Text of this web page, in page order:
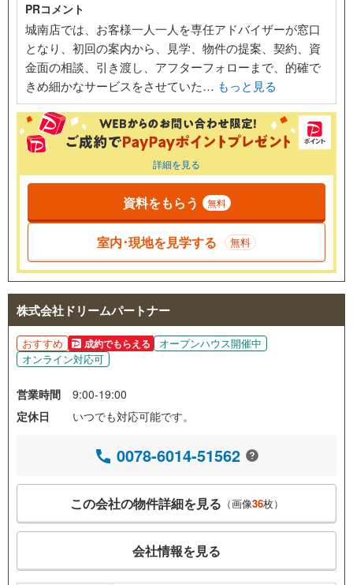
PRコメント
城南店では、お客様一人一人を専任アドバイザーが窓口
となり、初回の案内から、見学、物件の提案、契約、資
金面の相談、引き渡し、アフターフォローまで、的確で
きめ細かなサービスをさせていた… もっと見る
詳細を見る
資料をもらう 無料
室内･現地を見学する 無料
株式会社ドリームパートナー
おすすめ 成約でもらえる
オープンハウス開催中
オンライン対応可
営業時間
9:00-19:00
定休日
いつでも対応可能です。
0078-6014-51562
この会社の物件詳細を見る （画像36枚）
会社情報を見る